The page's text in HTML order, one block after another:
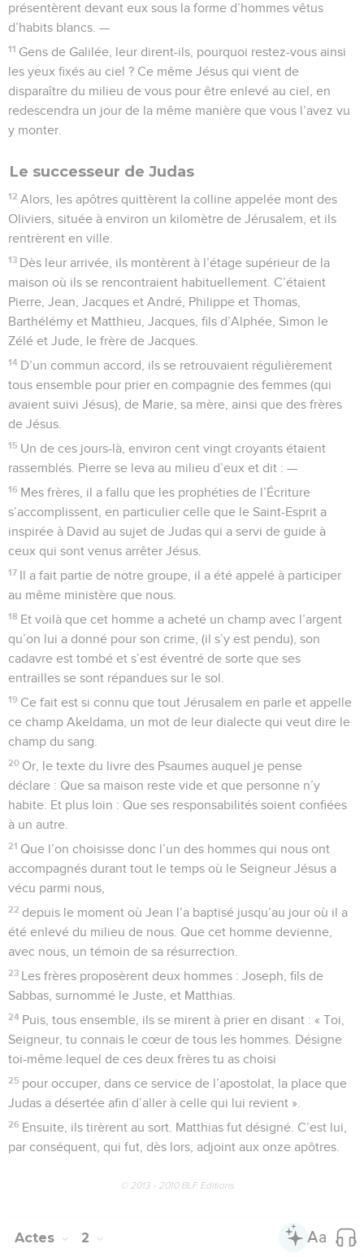
présentèrent devant eux sous la forme d’hommes vêtus
d’habits blancs. —
11 Gens de Galilée, leur dirent-ils, pourquoi restez-vous ainsi
les yeux fixés au ciel ? Ce même Jésus qui vient de
disparaître du milieu de vous pour être enlevé au ciel, en
redescendra un jour de la même manière que vous l’avez vu
y monter.
Le successeur de Judas
12 Alors, les apôtres quittèrent la colline appelée mont des
Oliviers, située à environ un kilomètre de Jérusalem, et ils
rentrèrent en ville.
13 Dès leur arrivée, ils montèrent à l’étage supérieur de la
maison où ils se rencontraient habituellement. C’étaient
Pierre, Jean, Jacques et André, Philippe et Thomas,
Barthélémy et Matthieu, Jacques, fils d’Alphée, Simon le
Zélé et Jude, le frère de Jacques.
14 D’un commun accord, ils se retrouvaient régulièrement
tous ensemble pour prier en compagnie des femmes (qui
avaient suivi Jésus), de Marie, sa mère, ainsi que des frères
de Jésus.
15 Un de ces jours-là, environ cent vingt croyants étaient
rassemblés. Pierre se leva au milieu d’eux et dit : —
16 Mes frères, il a fallu que les prophéties de l’Écriture
s’accomplissent, en particulier celle que le Saint-Esprit a
inspirée à David au sujet de Judas qui a servi de guide à
ceux qui sont venus arrêter Jésus.
17 Il a fait partie de notre groupe, il a été appelé à participer
au même ministère que nous.
18 Et voilà que cet homme a acheté un champ avec l’argent
qu’on lui a donné pour son crime, (il s’y est pendu), son
cadavre est tombé et s’est éventré de sorte que ses
entrailles se sont répandues sur le sol.
19 Ce fait est si connu que tout Jérusalem en parle et appelle
ce champ Akeldama, un mot de leur dialecte qui veut dire le
champ du sang.
20 Or, le texte du livre des Psaumes auquel je pense
déclare : Que sa maison reste vide et que personne n’y
habite. Et plus loin : Que ses responsabilités soient confiées
à un autre.
21 Que l’on choisisse donc l’un des hommes qui nous ont
accompagnés durant tout le temps où le Seigneur Jésus a
vécu parmi nous,
22 depuis le moment où Jean l’a baptisé jusqu’au jour où il a
été enlevé du milieu de nous. Que cet homme devienne,
avec nous, un témoin de sa résurrection.
23 Les frères proposèrent deux hommes : Joseph, fils de
Sabbas, surnommé le Juste, et Matthias.
24 Puis, tous ensemble, ils se mirent à prier en disant : « Toi,
Seigneur, tu connais le cœur de tous les hommes. Désigne
toi-même lequel de ces deux frères tu as choisi
25 pour occuper, dans ce service de l’apostolat, la place que
Judas a désertée afin d’aller à celle qui lui revient ».
26 Ensuite, ils tirèrent au sort. Matthias fut désigné. C’est lui,
par conséquent, qui fut, dès lors, adjoint aux onze apôtres.
© 2013 - 2010 BLF Editions
Actes 2